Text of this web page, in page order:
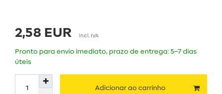
2,58 EUR incl. IVA
Pronto para envio imediato, prazo de entrega: 5–7 dias
úteis
Adicionar ao carrinho